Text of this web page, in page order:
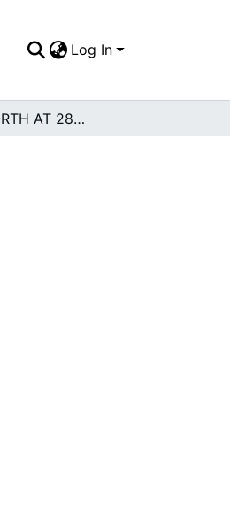
Log In
LOOKING NORTH AT 284" MILLS